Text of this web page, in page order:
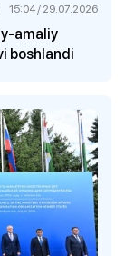
amaliy
boshlandi
15:04 / 29.07.2026